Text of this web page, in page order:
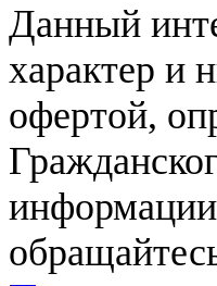
Данный
характер и
офертой,